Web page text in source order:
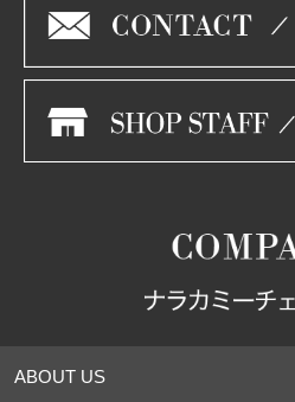
ABOUT US